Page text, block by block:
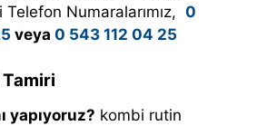
Telefon Numaralarımız, 0
veya 0 543 112 04 25
Tamiri
yapıyoruz? kombi rutin